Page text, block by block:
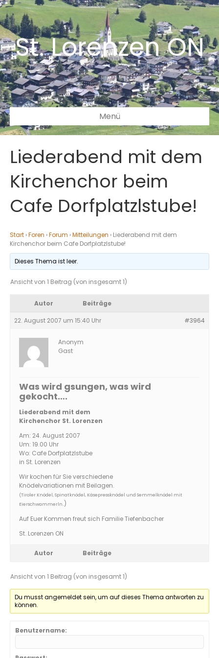
St. Lorenzen ON
Menü
Liederabend mit dem
Kirchenchor beim
Cafe Dorfplatzlstube!
Start ›Foren ›Forum ›Mitteilungen › Liederabend mit dem
Kirchenchor beim Cafe Dorfplatzlstube!
Dieses Thema ist leer.
Ansicht von 1 Beitrag (von insgesamt 1)
Autor Beiträge
22. August 2007 um 15:40 Uhr #3964
Anonym
Gast
Was wird gsungen, was wird
gekocht….
Liederabend mit dem
Kirchenchor St. Lorenzen
Am: 24. August 2007
Um: 19.00 Uhr
Wo: Cafe Dorfplatzlstube
in St. Lorenzen
Wir kochen für Sie verschiedene
Knödelvariationen mit Beilagen.
(Tiroler Knödel, Spinatknödel, Käsepressknödel und Semmelknödel mit
Eierschwammerln.)
Auf Euer Kommen freut sich Familie Tiefenbacher
St. Lorenzen ON
Autor Beiträge
Ansicht von 1 Beitrag (von insgesamt 1)
Du musst angemeldet sein, um auf dieses Thema antworten zu
können.
Benutzername: